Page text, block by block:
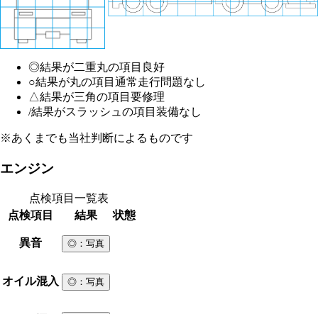
◎結果が二重丸の項目 良好
○結果が丸の項目 通常走行問題なし
△結果が三角の項目 要修理
/結果がスラッシュの項目 装備なし
※あくまでも当社判断によるものです
エンジン
点検項目一覧表
点検項目
結果 状態
異音 ◎ ：写真
オイル混入 ◎ ：写真